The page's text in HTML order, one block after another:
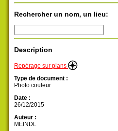
Rechercher un nom, un lieu:
Description
Repérage sur plans
Type de document :
Photo couleur
Date :
26/12/2015
Auteur :
MEINDL